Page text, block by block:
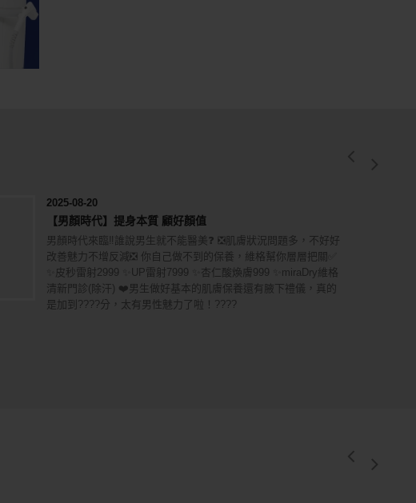
2025-08-20
【男顏時代】提身本質 顧好顏值
男顏時代來臨‼️誰說男生就不能醫美❓ ❎肌膚狀況問題多，不好好
改善魅力不增反減❎ 你自己做不到的保養，維格幫你層層把關✅
✨皮秒雷射2999 ✨UP雷射7999 ✨杏仁酸煥膚999 ✨miraDry維格
清新門診(除汗) ❤️男生做好基本的肌膚保養還有腋下禮儀，真的
是加到????分，太有男性魅力了啦！????